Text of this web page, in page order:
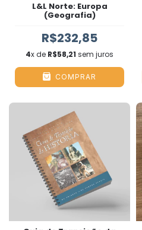
L&L Norte: Europa
(Geografia)
R$232,85
4x de R$58,21 sem juros
COMPRAR